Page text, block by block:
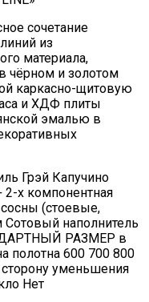
сочетание
из
материала,
чёрном и золотом
каркасно-щитовую
и ХДФ плиты
эмалью в
Грэй Капучино
2-х компонентная
(стоевые,
наполнитель
РАЗМЕР в
полотна 600 700 800
уменьшения
Нет